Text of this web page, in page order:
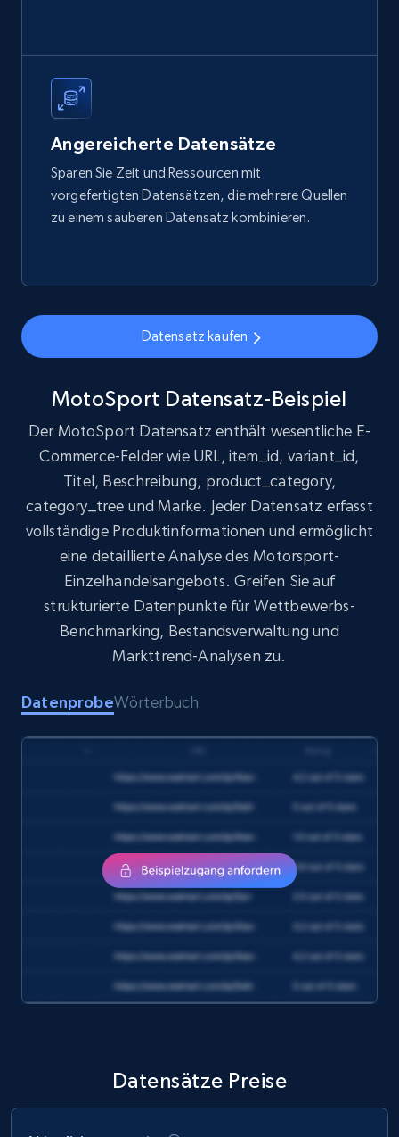
1.7K+
Amazon products search
Asin, URL, Name, Sponsored, Initial price, Final
eCommerce
Jetzt kaufen
Target
URL, Product id, Title, Product description,
Rating, Reviews count, Initial price, Discount,
and more.
eCommerce
1.3K+ 175+ Jetzt kaufen
URL, Title amazon, Seller name amazon, Brand
amazon, Description amazon, Initial price
132+ Jetzt kaufen
Category id, Product id, Product name, Price,
eCommerce
Angereicherte Datensätze
Sparen Sie Zeit und Ressourcen mit
vorgefertigten Datensätzen, die mehrere Quellen
zu einem sauberen Datensatz kombinieren.
Datensatz kaufen
MotoSport Datensatz-Beispiel
Der MotoSport Datensatz enthält wesentliche E-
Commerce-Felder wie URL, item_id, variant_id,
Titel, Beschreibung, product_category,
category_tree und Marke. Jeder Datensatz erfasst
vollständige Produktinformationen und ermöglicht
eine detaillierte Analyse des Motorsport-
Einzelhandelsangebots. Greifen Sie auf
strukturierte Datenpunkte für Wettbewerbs-
Benchmarking, Bestandsverwaltung und
Markttrend-Analysen zu.
DatenprobeWörterbuch
Datensätze Preise